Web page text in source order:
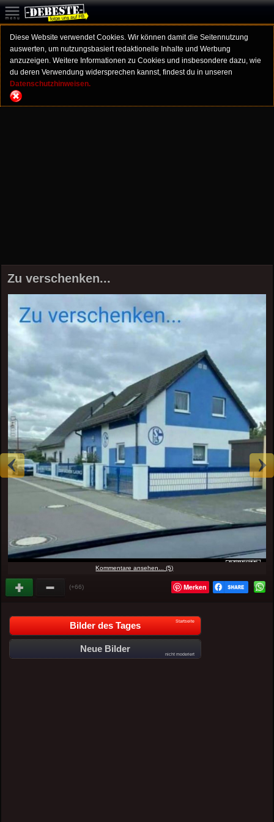
Diese Website verwendet Cookies. Wir können damit die Seitennutzung
auswerten, um nutzungsbasiert redaktionelle Inhalte und Werbung
anzuzeigen. Weitere Informationen zu Cookies und insbesondere dazu, wie
du deren Verwendung widersprechen kannst, findest du in unseren
Datenschutzhinweisen.
Zu verschenken...
Kommentare ansehen... (5)
(+66) Merken
Bilder des Tages Startseite
Neue Bilder
nicht moderiert